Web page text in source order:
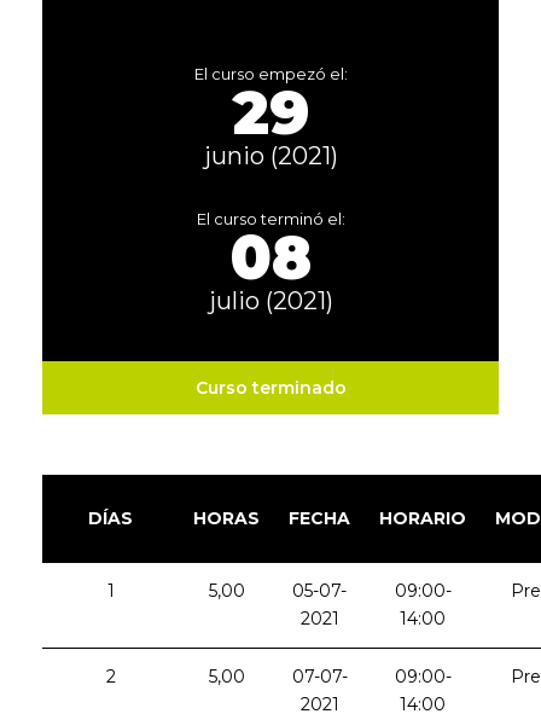
El curso empezó el:
29
junio (2021)
El curso terminó el:
08
julio (2021)
Curso terminado
DÍAS HORAS FECHA HORARIO
1 5,00
05-07-
2021
09:00-
14:00
2 5,00
07-07-
2021
09:00-
14:00